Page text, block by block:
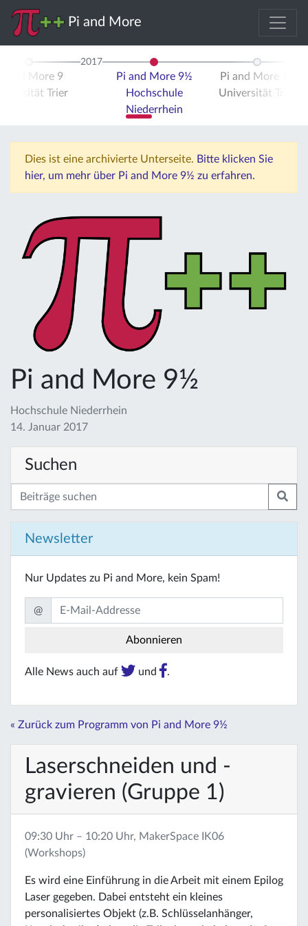
Pi and More
and More 9
Trier
2017
Pi and More 9½
Hochschule
Niederrhein
Pi and More 10
Universität Trier
Dies ist eine archivierte Unterseite. Bitte klicken Sie
hier, um mehr über Pi and More 9½ zu erfahren.
Pi and More 9½
Hochschule Niederrhein
14. Januar 2017
Suchen
Newsletter
Nur Updates zu Pi and More, kein Spam!
@
Alle News auch auf und .
« Zurück zum Programm von Pi and More 9½
Laserschneiden und -
gravieren (Gruppe 1)
09:30 Uhr – 10:20 Uhr, MakerSpace IK06
(Workshops)
Es wird eine Einführung in die Arbeit mit einem Epilog
Laser gegeben. Dabei entsteht ein kleines
personalisiertes Objekt (z.B. Schlüsselanhänger,